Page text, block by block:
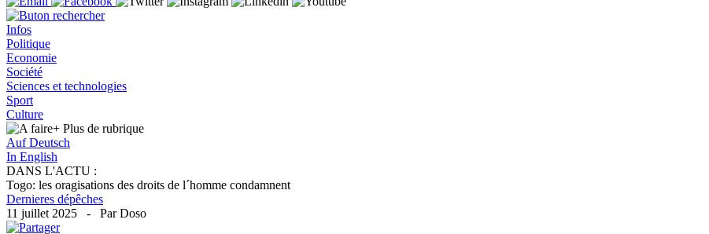
Infos
Politique
Economie
Société
Sciences et technologies
Sport
Culture
+ Plus de rubrique
Auf Deutsch
In English
DANS L'ACTU :
Togo: les oragisations des droits de l´homme condamnent
Dernieres dépêches
11 juillet 2025 - Par Doso